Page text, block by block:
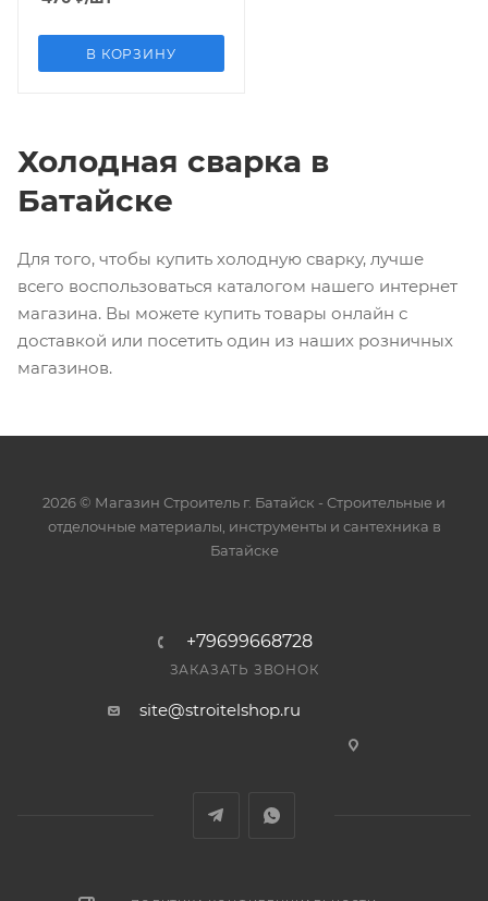
В КОРЗИНУ
Холодная сварка в
Батайске
Для того, чтобы купить холодную сварку, лучше
всего воспользоваться каталогом нашего интернет
магазина. Вы можете купить товары онлайн с
доставкой или посетить один из наших розничных
магазинов.
2026 © Магазин Строитель г. Батайск - Cтроительные и
отделочные материалы, инструменты и сантехника в
Батайске
+79699668728
ЗАКАЗАТЬ ЗВОНОК
site@stroitelshop.ru